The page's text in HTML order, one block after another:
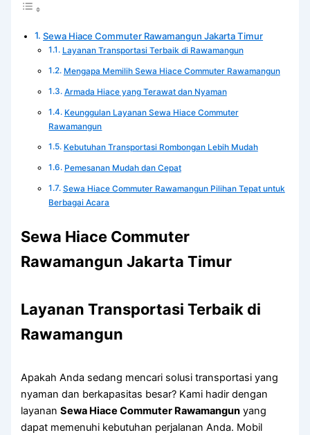
Sewa Hiace Commuter Rawamangun Jakarta Timur
Layanan Transportasi Terbaik di Rawamangun
Mengapa Memilih Sewa Hiace Commuter Rawamangun
Armada Hiace yang Terawat dan Nyaman
Keunggulan Layanan Sewa Hiace Commuter
Rawamangun
Kebutuhan Transportasi Rombongan Lebih Mudah
Pemesanan Mudah dan Cepat
Sewa Hiace Commuter Rawamangun Pilihan Tepat untuk
Berbagai Acara
Sewa Hiace Commuter
Rawamangun Jakarta Timur
Layanan Transportasi Terbaik di
Rawamangun
Apakah Anda sedang mencari solusi transportasi yang
nyaman dan berkapasitas besar? Kami hadir dengan
layananSewa Hiace Commuter Rawamangun yang
dapat memenuhi kebutuhan perjalanan Anda. Mobil